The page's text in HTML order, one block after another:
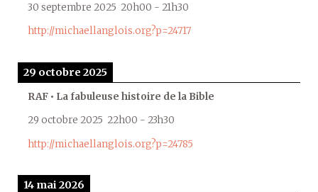
30 septembre 2025 20h00 - 21h30
http://michaellanglois.org?p=24717
29 octobre 2025
RAF • La fabuleuse histoire de la Bible
29 octobre 2025 22h00 - 23h30
http://michaellanglois.org?p=24785
14 mai 2026